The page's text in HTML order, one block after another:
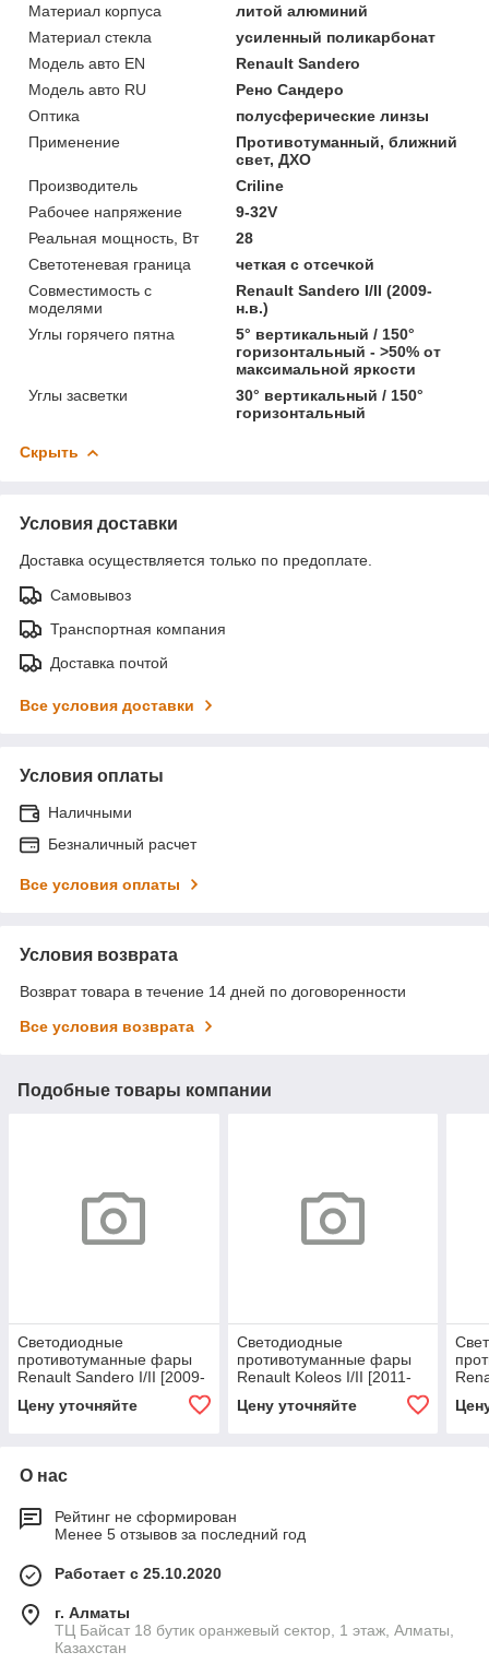
Материал корпуса
литой алюминий
Материал стекла
усиленный поликарбонат
Модель авто EN
Renault Sandero
Модель авто RU
Рено Сандеро
Оптика
полусферические линзы
Применение
Противотуманный, ближний
свет, ДХО
Производитель
Criline
Рабочее напряжение
9-32V
Реальная мощность, Вт
28
Светотеневая граница
четкая с отсечкой
Совместимость с
моделями
Renault Sandero I/II (2009-
н.в.)
Углы горячего пятна
5° вертикальный / 150°
горизонтальный - >50% от
максимальной яркости
Углы засветки
30° вертикальный / 150°
горизонтальный
Скрыть
Условия доставки
Доставка осуществляется только по предоплате.
Самовывоз
Транспортная компания
Доставка почтой
Все условия доставки
Условия оплаты
Наличными
Безналичный расчет
Все условия оплаты
Условия возврата
Возврат товара в течение 14 дней по договоренности
Все условия возврата
Подобные товары компании
Светодиодные
противотуманные фары
Renault Sandero I/II [2009-
Цену уточняйте
Светодиодные
противотуманные фары
Renault Koleos I/II [2011-
Цену уточняйте
О нас
Рейтинг не сформирован
Менее 5 отзывов за последний год
Работает с 25.10.2020
г. Алматы
ТЦ Байсат 18 бутик оранжевый сектор, 1 этаж, Алматы,
Казахстан